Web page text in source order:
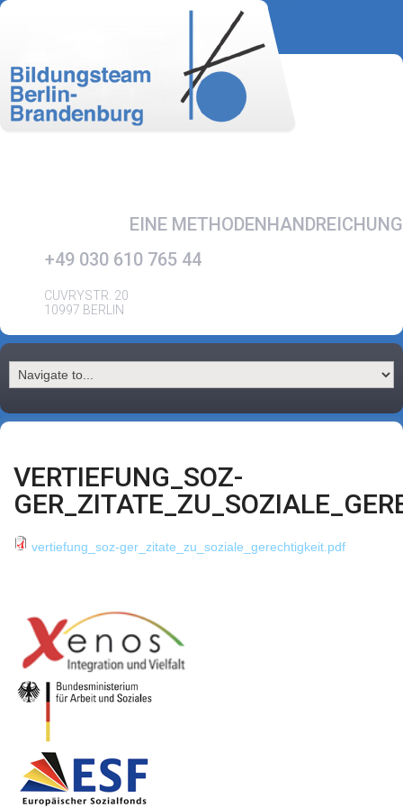
EINE METHODENHANDREICHUNG
+49 030 610 765 44
CUVRYSTR. 20
10997 BERLIN
VERTIEFUNG_SOZ-
vertiefung_soz-ger_zitate_zu_soziale_gerechtigkeit.pdf